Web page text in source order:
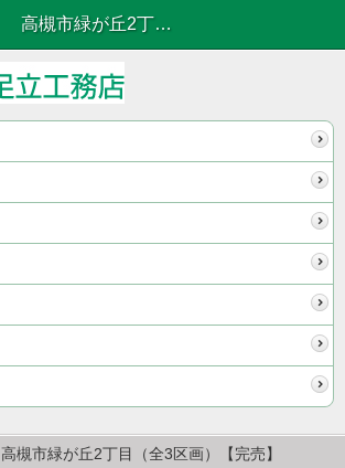
高槻市緑が丘2丁目（全3区画）【完売】 | 販売物件
高槻市緑が丘2丁目（全3区画）【完売】